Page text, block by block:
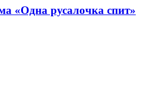
«Одна русалочка спит»